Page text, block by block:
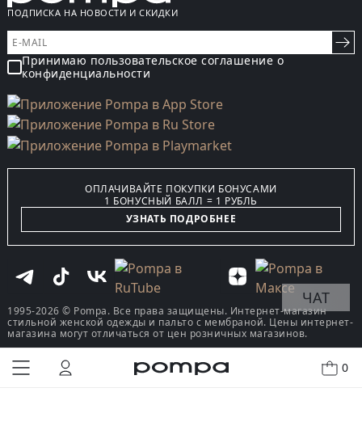
0
КУПИТЬ В ОДИН КЛИК
ПОДПИСКА НА НОВОСТИ И СКИДКИ
Принимаю пользовательское соглашение о
конфиденциальности
ОПЛАЧИВАЙТЕ ПОКУПКИ БОНУСАМИ
1 БОНУСНЫЙ БАЛЛ = 1 РУБЛЬ
УЗНАТЬ ПОДРОБНЕЕ
1995-2026 © Pompa. Все права защищены. Интернет-магазин
стильной женской одежды и пальто с мембраной. Цены интернет-
магазина могут отличаться от цен розничных магазинов.
ЧАТ